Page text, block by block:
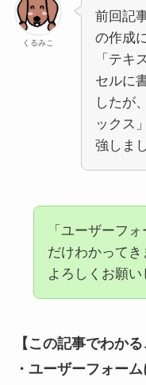
くるみこ
前回記
の作成
「テキ
セルに
したが
ックス
強しま
「ユーザーフ
だけわかってき
よろしくお願い
【この記事でわかる
・ユーザーフォー